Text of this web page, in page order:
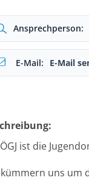
Ansprechperson:
E-Mail: E-Mail
ist die
uns um